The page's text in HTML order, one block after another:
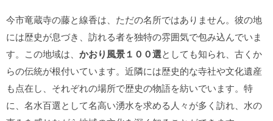
今市竜蔵寺の藤と線香は、ただの名所ではありません。彼の地
には歴史が息づき、訪れる者を独特の雰囲気で包み込んでいま
す。この地域は、 かおり風景１００選としても知られ、古くか
らの伝統が根付いています。近隣には歴史的な寺社や文化遺産
も点在し、それぞれの場所で歴史の物語を紡いでいます。特
に、名水百選として名高い湧水を求める人々が多く訪れ、水の